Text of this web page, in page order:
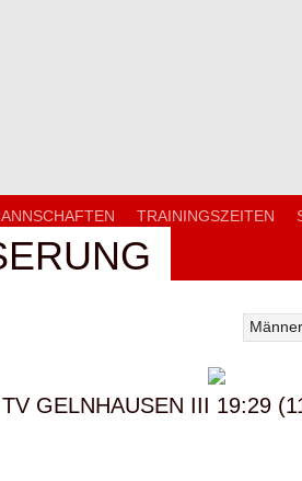
TRAININGSZEITEN
GELNHAUSEN III 19:29